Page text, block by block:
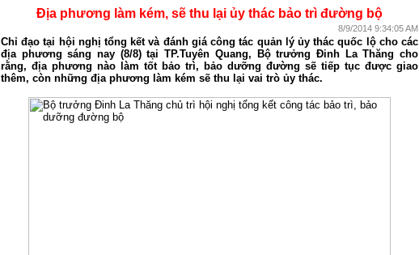
Địa phương làm kém, sẽ thu lại ủy thác bảo trì đường bộ
8/9/2014 9:34:05 AM
Chỉ đạo tại hội nghị tổng kết và đánh giá công tác quản lý ủy thác quốc lộ cho các
địa phương sáng nay (8/8) tại TP.Tuyên Quang, Bộ trưởng Đinh La Thăng cho
rằng, địa phương nào làm tốt bảo trì, bảo dưỡng đường sẽ tiếp tục được giao
thêm, còn những địa phương làm kém sẽ thu lại vai trò ủy thác.